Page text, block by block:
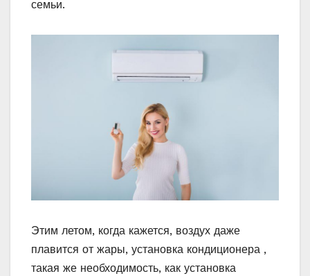
семьи.
Этим летом, когда кажется, воздух даже
плавится от жары, установка кондиционера ,
такая же необходимость, как установка